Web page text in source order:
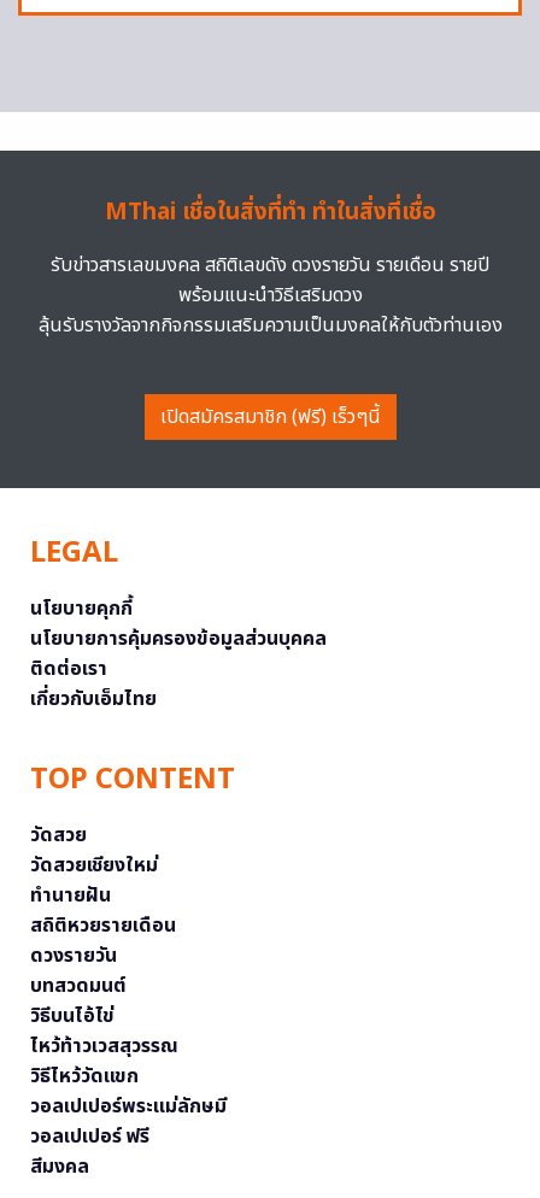
MThai เชื่อในสิ่งที่ทำ ทำในสิ่งที่เชื่อ
รับข่าวสารเลขมงคล สถิติเลขดัง ดวงรายวัน รายเดือน รายปี
พร้อมแนะนำวิธีเสริมดวง
ลุ้นรับรางวัลจากกิจกรรมเสริมความเป็นมงคลให้กับตัวท่านเอง
เปิดสมัครสมาชิก (ฟรี) เร็วๆนี้
LEGAL
นโยบายคุกกี้
นโยบายการคุ้มครองข้อมูลส่วนบุคคล
ติดต่อเรา
เกี่ยวกับเอ็มไทย
TOP CONTENT
วัดสวย
วัดสวยเชียงใหม่
ทำนายฝัน
สถิติหวยรายเดือน
ดวงรายวัน
บทสวดมนต์
วิธีบนไอ้ไข่
ไหว้ท้าวเวสสุวรรณ
วิธีไหว้วัดแขก
วอลเปเปอร์พระแม่ลักษมี
วอลเปเปอร์ ฟรี
สีมงคล